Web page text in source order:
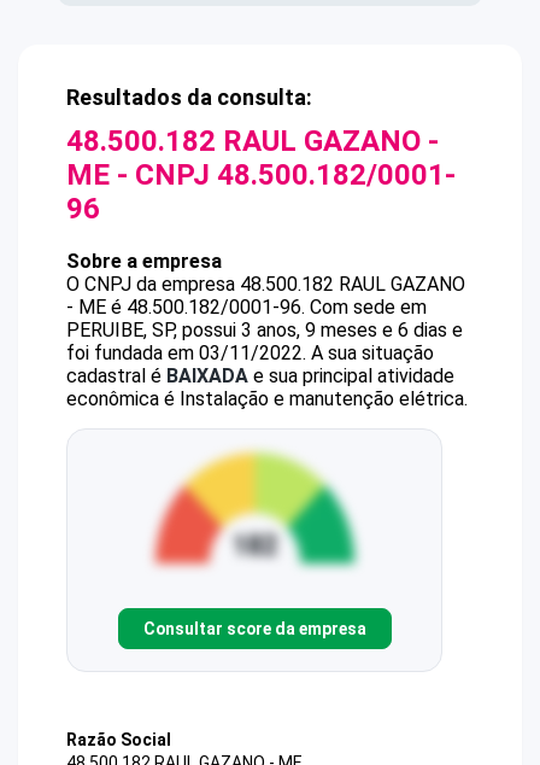
Resultados da consulta:
48.500.182 RAUL GAZANO -
ME - CNPJ 48.500.182/0001-
96
Sobre a empresa
O CNPJ da empresa 48.500.182 RAUL GAZANO
- ME é 48.500.182/0001-96. Com sede em
PERUIBE, SP, possui 3 anos, 9 meses e 6 dias e
foi fundada em 03/11/2022. A sua situação
cadastral é BAIXADA e sua principal atividade
econômica é Instalação e manutenção elétrica.
Consultar score da empresa
Razão Social